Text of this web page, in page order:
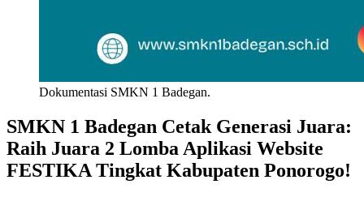
Dokumentasi SMKN 1 Badegan.
SMKN 1 Badegan Cetak Generasi Juara:
Raih Juara 2 Lomba Aplikasi Website
FESTIKA Tingkat Kabupaten Ponorogo!